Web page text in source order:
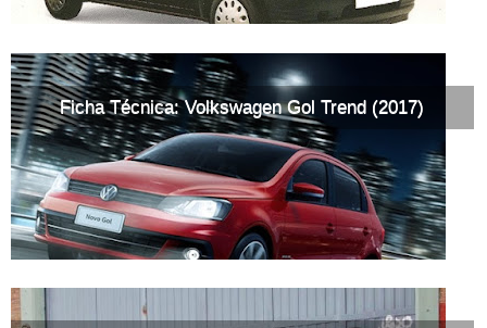
Ficha Técnica: Volkswagen Gol Trend (2017)